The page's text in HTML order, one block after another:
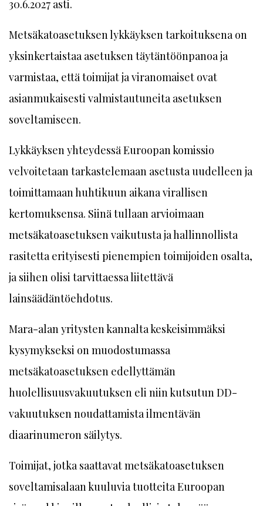
30.6.2027 asti.
Metsäkatoasetuksen lykkäyksen tarkoituksena on
yksinkertaistaa asetuksen täytäntöönpanoa ja
varmistaa, että toimijat ja viranomaiset ovat
asianmukaisesti valmistautuneita asetuksen
soveltamiseen.
Lykkäyksen yhteydessä Euroopan komissio
velvoitetaan tarkastelemaan asetusta uudelleen ja
toimittamaan huhtikuun aikana virallisen
kertomuksensa. Siinä tullaan arvioimaan
metsäkatoasetuksen vaikutusta ja hallinnollista
rasitetta erityisesti pienempien toimijoiden osalta,
ja siihen olisi tarvittaessa liitettävä
lainsäädäntöehdotus.
Mara-alan yritysten kannalta keskeisimmäksi
kysymykseksi on muodostumassa
metsäkatoasetuksen edellyttämän
huolellisuusvakuutuksen eli niin kutsutun DD-
vakuutuksen noudattamista ilmentävän
diaarinumeron säilytys.
Toimijat, jotka saattavat metsäkatoasetuksen
soveltamisalaan kuuluvia tuotteita Euroopan